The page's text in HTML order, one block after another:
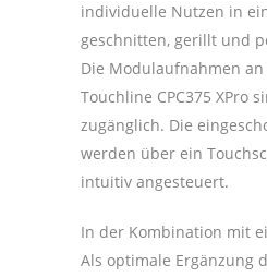
individuelle Nutzen in
geschnitten, gerillt und
Die Modulaufnahmen
Touchline CPC375 XPro
zugänglich. Die
werden über ein
intuitiv angesteuert.
In der Kombination mit
Als optimale Ergänzung